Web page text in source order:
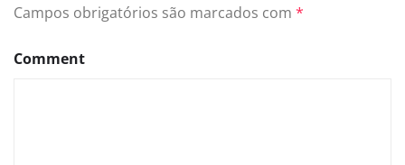
Campos obrigatórios são marcados com *
Comment